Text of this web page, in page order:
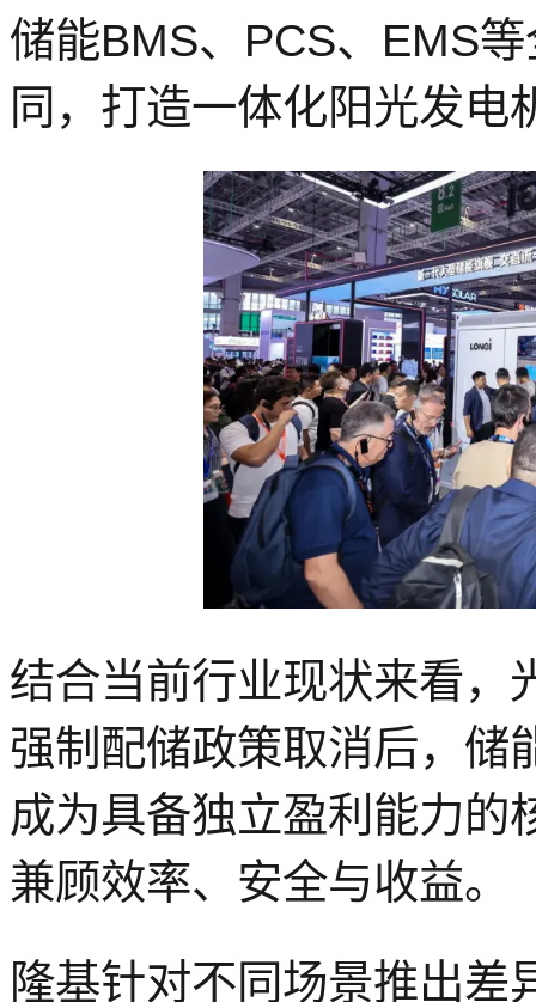
储能BMS、PCS、EMS
同，打造一体化阳光发电
结合当前行业现状来看，
强制配储政策取消后，储
成为具备独立盈利能力的
兼顾效率、安全与收益。
隆基针对不同场景推出差